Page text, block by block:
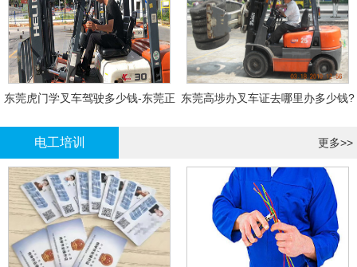
东莞虎门学叉车驾驶多少钱-东莞正 东莞高埗办叉车证去哪里办多少钱?
电工培训 更多>>